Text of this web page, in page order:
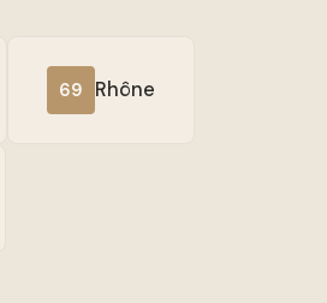
69 Rhône